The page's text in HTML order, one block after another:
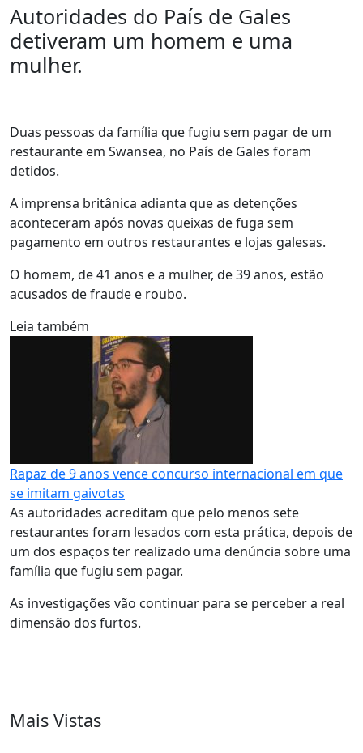
Autoridades do País de Gales
detiveram um homem e uma
mulher.
Duas pessoas da família que fugiu sem pagar de um
restaurante em Swansea, no País de Gales foram
detidos.
A imprensa britânica adianta que as detenções
aconteceram após novas queixas de fuga sem
pagamento em outros restaurantes e lojas galesas.
O homem, de 41 anos e a mulher, de 39 anos, estão
acusados de fraude e roubo.
Leia também
Rapaz de 9 anos vence concurso internacional em que
se imitam gaivotas
As autoridades acreditam que pelo menos sete
restaurantes foram lesados com esta prática, depois de
um dos espaços ter realizado uma denúncia sobre uma
família que fugiu sem pagar.
As investigações vão continuar para se perceber a real
dimensão dos furtos.
Mais Vistas